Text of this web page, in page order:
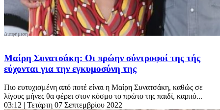
Μαίρη Συνατσάκη: Οι πρώην σύντροφοί της τής
εύχονται για την εγκυμοσύνη της
Πιο ευτυχισμένη από ποτέ είναι η Μαίρη Συνατσάκη, καθώς σε
λίγους μήνες θα φέρει στον κόσμο το πρώτο της παιδί, καρπό...
03:12 | Τετάρτη 07 Σεπτεμβρίου 2022